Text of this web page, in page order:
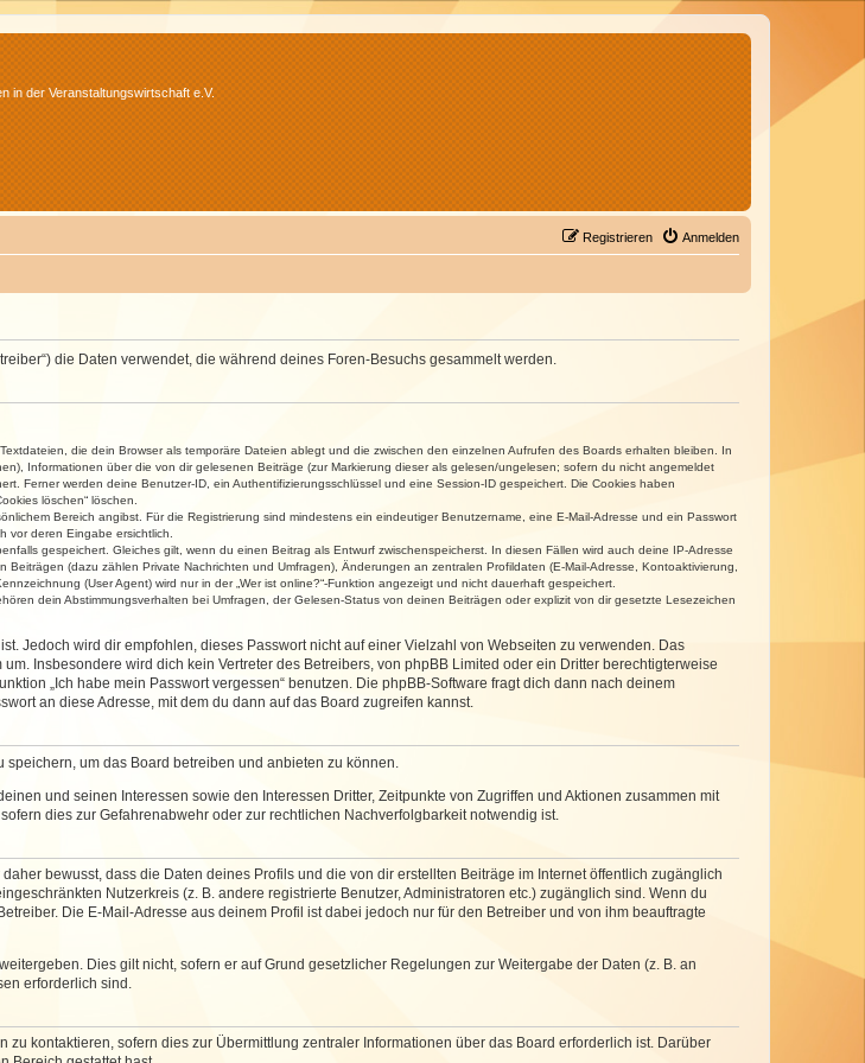
in der Veranstaltungswirtschaft e.V.
Anmelden
Registrieren
die Daten verwendet, die während deines Foren-Besuchs gesammelt werden.
die dein Browser als temporäre Dateien ablegt und die zwischen den einzelnen Aufrufen des Boards erhalten bleiben. In
Informationen über die von dir gelesenen Beiträge (zur Markierung dieser als gelesen/ungelesen; sofern du nicht angemeldet
Ferner werden deine Benutzer-ID, ein Authentifizierungsschlüssel und eine Session-ID gespeichert. Die Cookies haben
löschen“ löschen.
Bereich angibst. Für die Registrierung sind mindestens ein eindeutiger Benutzername, eine E-Mail-Adresse und ein Passwort
vor deren Eingabe ersichtlich.
gespeichert. Gleiches gilt, wenn du einen Beitrag als Entwurf zwischenspeicherst. In diesen Fällen wird auch deine IP-Adresse
(dazu zählen Private Nachrichten und Umfragen), Änderungen an zentralen Profildaten (E-Mail-Adresse, Kontoaktivierung,
(User Agent) wird nur in der „Wer ist online?“-Funktion angezeigt und nicht dauerhaft gespeichert.
dein Abstimmungsverhalten bei Umfragen, der Gelesen-Status von deinen Beiträgen oder explizit von dir gesetzte Lesezeichen
Jedoch wird dir empfohlen, dieses Passwort nicht auf einer Vielzahl von Webseiten zu verwenden. Das
Insbesondere wird dich kein Vertreter des Betreibers, von phpBB Limited oder ein Dritter berechtigterweise
„Ich habe mein Passwort vergessen“ benutzen. Die phpBB-Software fragt dich dann nach deinem
an diese Adresse, mit dem du dann auf das Board zugreifen kannst.
um das Board betreiben und anbieten zu können.
und seinen Interessen sowie den Interessen Dritter, Zeitpunkte von Zugriffen und Aktionen zusammen mit
dies zur Gefahrenabwehr oder zur rechtlichen Nachverfolgbarkeit notwendig ist.
bewusst, dass die Daten deines Profils und die von dir erstellten Beiträge im Internet öffentlich zugänglich
Nutzerkreis (z. B. andere registrierte Benutzer, Administratoren etc.) zugänglich sind. Wenn du
Die E-Mail-Adresse aus deinem Profil ist dabei jedoch nur für den Betreiber und von ihm beauftragte
Dies gilt nicht, sofern er auf Grund gesetzlicher Regelungen zur Weitergabe der Daten (z. B. an
erforderlich sind.
kontaktieren, sofern dies zur Übermittlung zentraler Informationen über das Board erforderlich ist. Darüber